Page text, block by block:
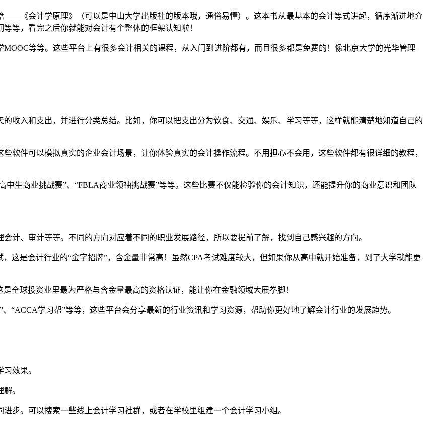
——《会计学原理》（可以是中山大学出版社的版本哦，通俗易懂）。这本书从最基本的会计等式讲起，循序渐进地介
等，看完之后你就能对会计有个整体的框架认知啦！
等等。这些平台上有很多会计相关的课程，从入门到进阶都有，而且很多都是免费的！像北京大学的光华管理
收入和支出，并进行分类总结。比如，你可以把支出分为饮食、交通、娱乐、学习等等，这样就能清楚地知道自己的
软件可以模拟真实的企业会计场景，让你体验真实的会计操作流程。不用担心不会用，这些软件都有很详细的教程，
生商业挑战赛”、“FBLA商业领袖挑战赛”等等。这些比赛不仅能检验你的会计知识，还能提升你的商业意识和团队
计、审计等等。不同的方向对应着不同的职业发展路径，所以要提前了解，找到自己感兴趣的方向。
这是会计行业的“金字招牌”，含金量非常高！虽然CPA考试难度较大，但如果你从高中就开始准备，到了大学就能更
全球投资业里最为严格与含金量最高的资格认证，能让你在金融领域大展拳脚！
“ACCA学习帮”等等，这些平台会分享最新的行业资讯和学习资源，帮助你更好地了解会计行业的发展趋势。
效果。
。
步。可以搜索一些线上会计学习社群，或者在学校里组建一个会计学习小组。